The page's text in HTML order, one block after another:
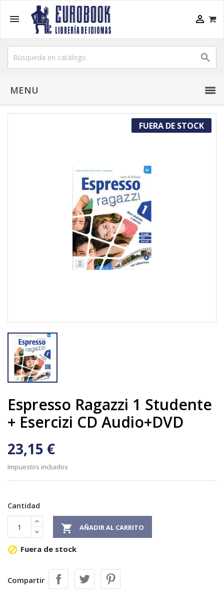
 

MENU
FUERA DE STOCK
Espresso Ragazzi 1 Studente
+ Esercizi CD Audio+DVD
23,15 €
Impuestos incluidos
Cantidad
 AÑADIR AL CARRITO
 Fuera de stock
Compartir